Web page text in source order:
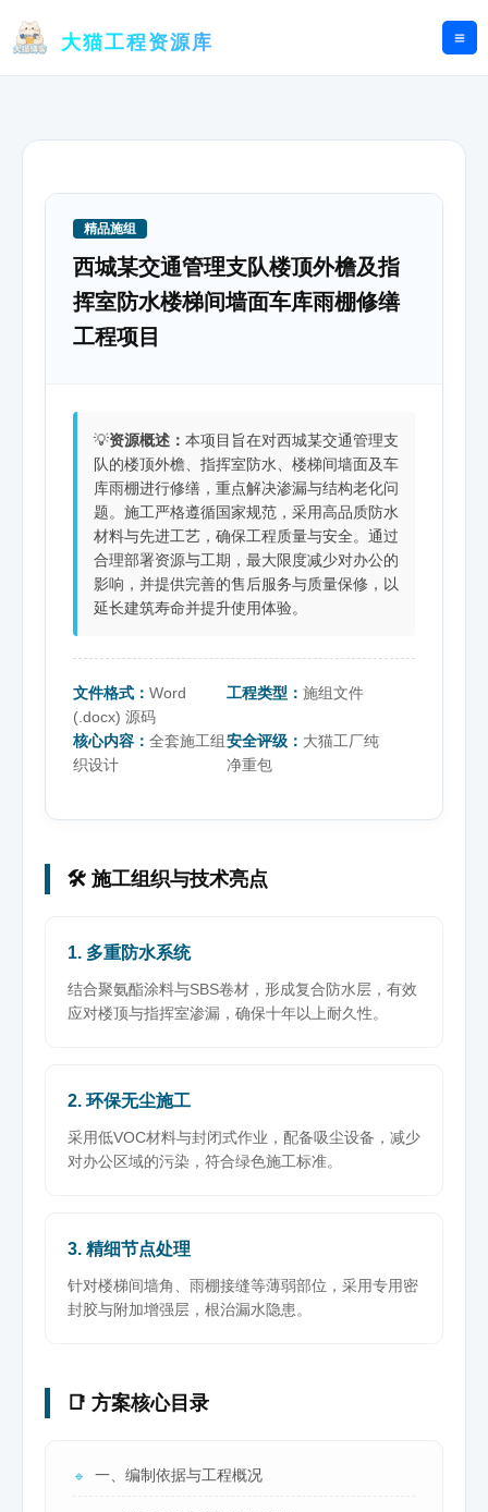
大猫工程资源库
精品施组
西城某交通管理支队楼顶外檐及指
挥室防水楼梯间墙面车库雨棚修缮
工程项目
💡资源概述： 本项目旨在对西城某交通管理支
队的楼顶外檐、指挥室防水、楼梯间墙面及车
库雨棚进行修缮，重点解决渗漏与结构老化问
题。施工严格遵循国家规范，采用高品质防水
材料与先进工艺，确保工程质量与安全。通过
合理部署资源与工期，最大限度减少对办公的
影响，并提供完善的售后服务与质量保修，以
延长建筑寿命并提升使用体验。
文件格式： Word
(.docx) 源码
工程类型：施组文件
核心内容： 全套施工组
织设计
安全评级： 大猫工厂纯
净重包
🛠️ 施工组织与技术亮点
1. 多重防水系统
结合聚氨酯涂料与SBS卷材，形成复合防水层，有效
应对楼顶与指挥室渗漏，确保十年以上耐久性。
2. 环保无尘施工
采用低VOC材料与封闭式作业，配备吸尘设备，减少
对办公区域的污染，符合绿色施工标准。
3. 精细节点处理
针对楼梯间墙角、雨棚接缝等薄弱部位，采用专用密
封胶与附加增强层，根治漏水隐患。
📑 方案核心目录
🔹 一、编制依据与工程概况